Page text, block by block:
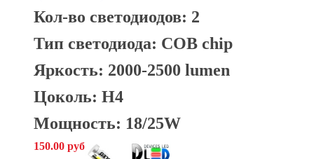
Кол-во светодиодов: 2
Тип светодиода: COB chip
Яркость: 2000-2500 lumen
Цоколь: H4
Мощность: 18/25W
150.00 руб